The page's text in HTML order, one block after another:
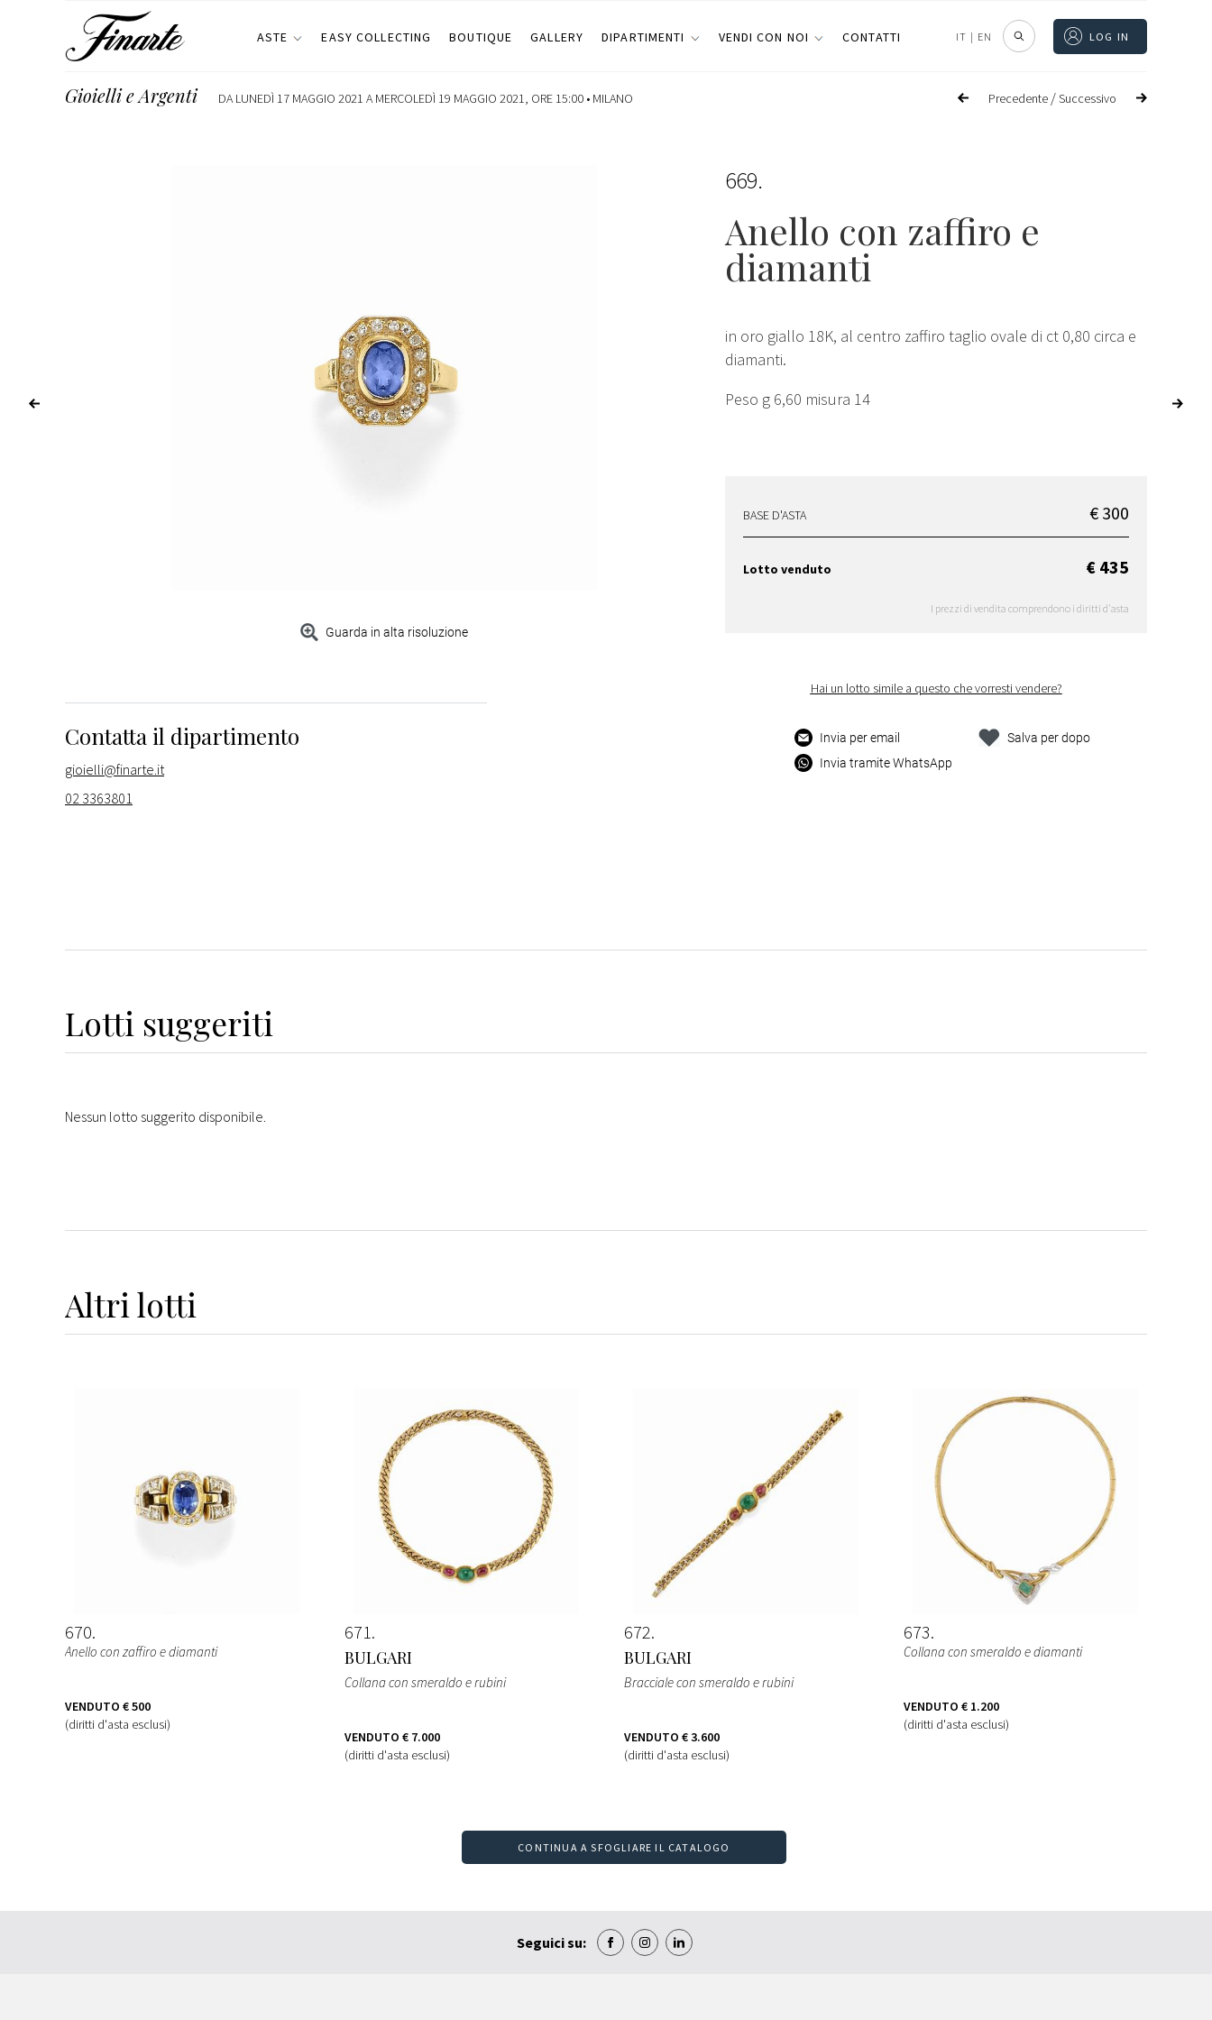
ASTE EASY COLLECTING BOUTIQUE GALLERY DIPARTIMENTI VENDI CON NOI CONTATTI IT | EN LOG IN
Precedente /Successivo
Gioielli e Argenti DA LUNEDÌ 17 MAGGIO 2021 A MERCOLEDÌ 19 MAGGIO 2021, ORE 15:00 • MILANO
Guarda in alta risoluzione
669
Anello con zaffiro e
diamanti
in oro giallo 18K, al centro zaffiro taglio ovale di ct 0,80 circa e
diamanti.
Peso g 6,60 misura 14
BASE D'ASTA € 300
Lotto venduto € 435
I prezzi di vendita comprendono i diritti d'asta
Hai un lotto simile a questo che vorresti vendere?
Invia per email
Invia tramite WhatsApp
Salva per dopo
Contatta il dipartimento
gioielli@finarte.it
02 3363801
Lotti suggeriti
Nessun lotto suggerito disponibile.
Altri lotti
670
Anello con zaffiro e diamanti
VENDUTO € 500
(diritti d'asta esclusi)
671
BULGARI
Collana con smeraldo e rubini
VENDUTO € 7.000
(diritti d'asta esclusi)
672
BULGARI
Bracciale con smeraldo e rubini
VENDUTO € 3.600
(diritti d'asta esclusi)
673
Collana con smeraldo e diamanti
VENDUTO € 1.200
(diritti d'asta esclusi)
CONTINUA A SFOGLIARE IL CATALOGO
Seguici su: